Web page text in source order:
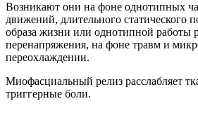
Возникают они на фоне однотипных
движений, длительного статического
образа жизни или однотипной работы
перенапряжения, на фоне травм и
переохлаждении.
Миофасциальный релиз расслабляет
триггерные боли.